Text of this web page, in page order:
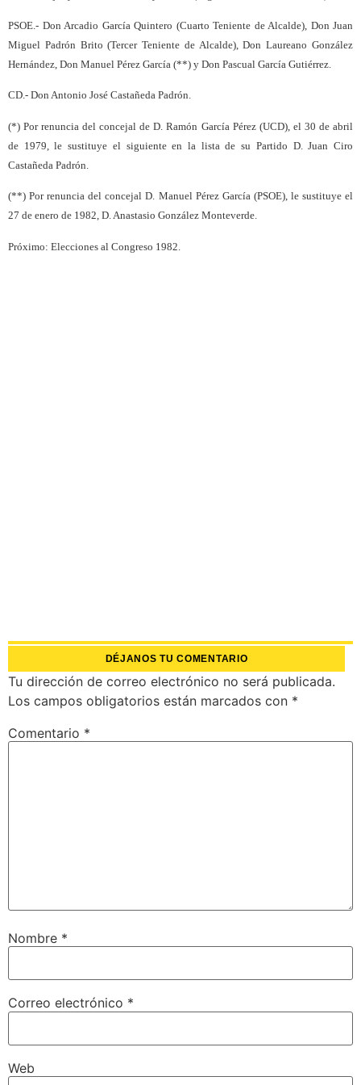
PSOE.- Don Arcadio García Quintero (Cuarto Teniente de Alcalde), Don Juan
Miguel Padrón Brito (Tercer Teniente de Alcalde), Don Laureano González
Hernández, Don Manuel Pérez García (**) y Don Pascual García Gutiérrez.
CD.- Don Antonio José Castañeda Padrón.
(*) Por renuncia del concejal de D. Ramón García Pérez (UCD), el 30 de abril
de 1979, le sustituye el siguiente en la lista de su Partido D. Juan Ciro
Castañeda Padrón.
(**) Por renuncia del concejal D. Manuel Pérez García (PSOE), le sustituye el
27 de enero de 1982, D. Anastasio González Monteverde.
Próximo: Elecciones al Congreso 1982.
DÉJANOS TU COMENTARIO
Tu dirección de correo electrónico no será publicada.
Los campos obligatorios están marcados con *
Comentario *
Nombre *
Correo electrónico *
Web